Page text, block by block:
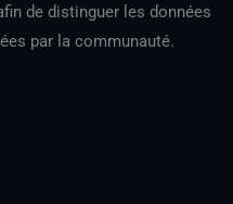
de distinguer les données
par la communauté.